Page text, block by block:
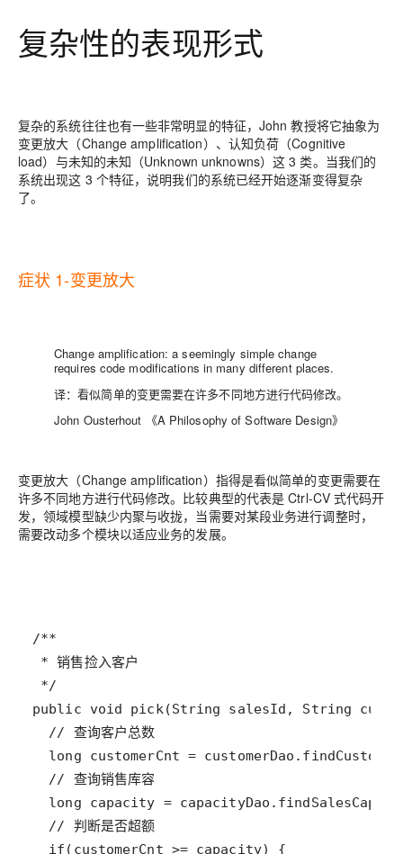
复杂性的表现形式
复杂的系统往往也有一些非常明显的特征，John 教授将它抽象为
变更放大（Change amplification）、认知负荷（Cognitive
load）与未知的未知（Unknown unknowns）这 3 类。当我们的
系统出现这 3 个特征，说明我们的系统已经开始逐渐变得复杂
了。
症状 1-变更放大
Change amplification: a seemingly simple change
requires code modifications in many different places.
译：看似简单的变更需要在许多不同地方进行代码修改。
John Ousterhout 《A Philosophy of Software Design》
变更放大（Change amplification）指得是看似简单的变更需要在
许多不同地方进行代码修改。比较典型的代表是 Ctrl-CV 式代码开
发，领域模型缺少内聚与收拢，当需要对某段业务进行调整时，
需要改动多个模块以适应业务的发展。